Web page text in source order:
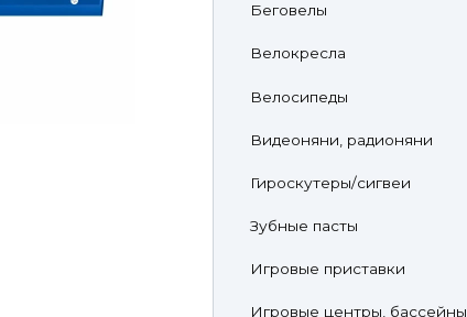
Беговелы
Велокресла
Велосипеды
Видеоняни, радионяни
Гироскутеры/сигвеи
Зубные пасты
Игровые приставки
Игровые центры, бассейны